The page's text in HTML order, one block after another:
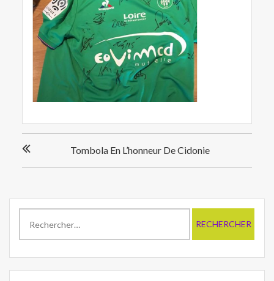
de
l’article
Tombola En L’honneur De Cidonie